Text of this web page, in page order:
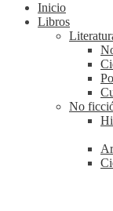
Inicio
Libros
No